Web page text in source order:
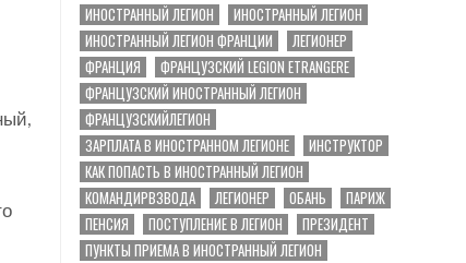
ИНОСТРАННЫЙ ЛЕГИОН
ИНОСТРАННЫЙ ЛЕГИОН
ИНОСТРАННЫЙ ЛЕГИОН ФРАНЦИИ
ЛЕГИОНЕР
ФРАНЦИЯ
ФРАНЦУЗСКИЙ LEGION ETRANGERE
ФРАНЦУЗСКИЙ ИНОСТРАННЫЙ ЛЕГИОН
ФРАНЦУЗСКИЙЛЕГИОН
ЗАРПЛАТА В ИНОСТРАННОМ ЛЕГИОНЕ
ИНСТРУКТОР
КАК ПОПАСТЬ В ИНОСТРАННЫЙ ЛЕГИОН
КОМАНДИРВЗВОДА
ЛЕГИОНЕР ОБАНЬ
ПАРИЖ
ПЕНСИЯ
ПОСТУПЛЕНИЕ В ЛЕГИОН
ПРЕЗИДЕНТ
ПУНКТЫ ПРИЕМА В ИНОСТРАННЫЙ ЛЕГИОН